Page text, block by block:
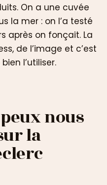
On a une cuvée
la mer : on l’a testé
après on fonçait. La
de l’image et c’est
l’utiliser.
nous
la